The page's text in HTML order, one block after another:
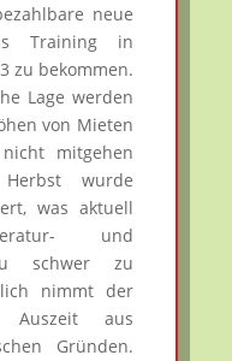
neue
Training in
zu bekommen.
Lage werden
von Mieten
mitgehen
wurde
was aktuell
und
schwer zu
nimmt der
Auszeit aus
Gründen.